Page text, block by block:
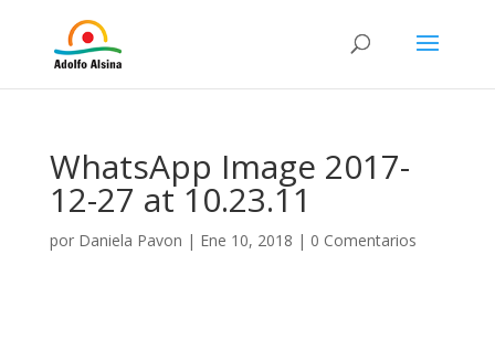
WhatsApp Image 2017-
12-27 at 10.23.11
por Daniela Pavon | Ene 10, 2018 | 0 Comentarios